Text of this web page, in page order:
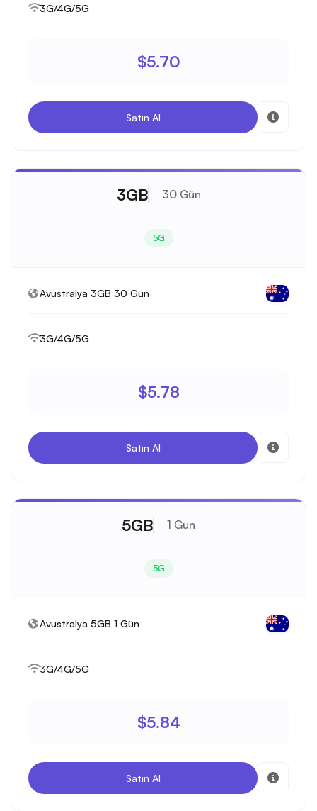
3G/4G/5G
$5.70
Satın Al
3GB 30 Gün
5G
Avustralya 3GB 30 Gün
3G/4G/5G
$5.78
Satın Al
5GB 1 Gün
5G
Avustralya 5GB 1 Gün
3G/4G/5G
$5.84
Satın Al